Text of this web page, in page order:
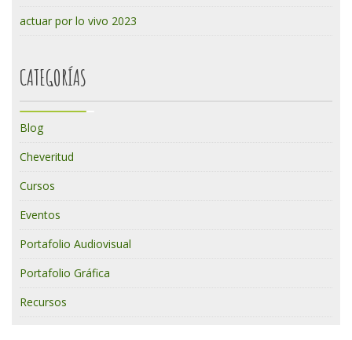
actuar por lo vivo 2023
CATEGORÍAS
Blog
Cheveritud
Cursos
Eventos
Portafolio Audiovisual
Portafolio Gráfica
Recursos